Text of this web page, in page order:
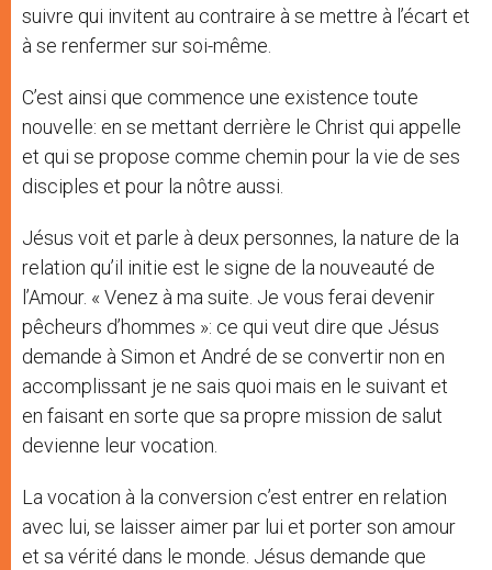
suivre qui invitent au contraire à se mettre à l’écart et
à se renfermer sur soi-même.
C’est ainsi que commence une existence toute
nouvelle: en se mettant derrière le Christ qui appelle
et qui se propose comme chemin pour la vie de ses
disciples et pour la nôtre aussi.
Jésus voit et parle à deux personnes, la nature de la
relation qu’il initie est le signe de la nouveauté de
l’Amour. « Venez à ma suite. Je vous ferai devenir
pêcheurs d’hommes »: ce qui veut dire que Jésus
demande à Simon et André de se convertir non en
accomplissant je ne sais quoi mais en le suivant et
en faisant en sorte que sa propre mission de salut
devienne leur vocation.
La vocation à la conversion c’est entrer en relation
avec lui, se laisser aimer par lui et porter son amour
et sa vérité dans le monde. Jésus demande que